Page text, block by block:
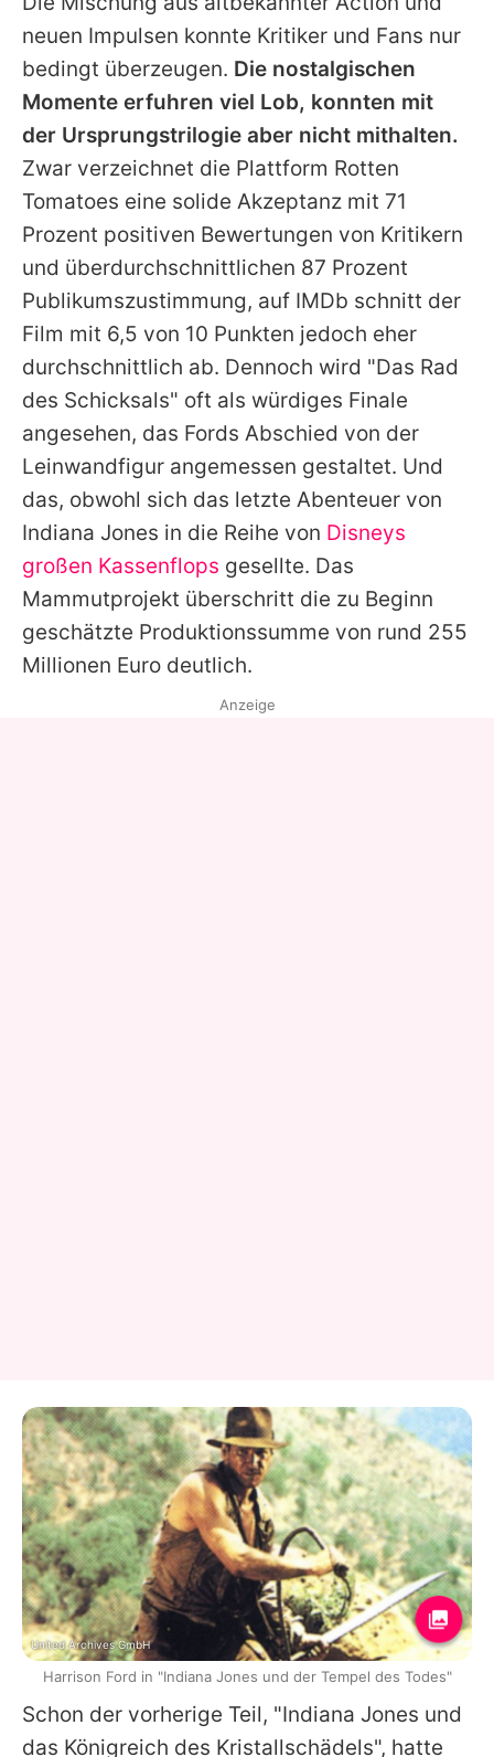
neuen Impulsen konnte Kritiker und Fans nur
bedingt überzeugen. Die nostalgischen
Momente erfuhren viel Lob, konnten mit
der Ursprungstrilogie aber nicht mithalten.
Zwar verzeichnet die Plattform Rotten
Tomatoes eine solide Akzeptanz mit 71
Prozent positiven Bewertungen von Kritikern
und überdurchschnittlichen 87 Prozent
Publikumszustimmung, auf IMDb schnitt der
Film mit 6,5 von 10 Punkten jedoch eher
durchschnittlich ab. Dennoch wird "Das Rad
des Schicksals" oft als würdiges Finale
angesehen, das Fords Abschied von der
Leinwandfigur angemessen gestaltet. Und
das, obwohl sich das letzte Abenteuer von
Indiana Jones in die Reihe von Disneys
großen Kassenflops gesellte. Das
Mammutprojekt überschritt die zu Beginn
geschätzte Produktionssumme von rund 255
Millionen Euro deutlich.
Schon der vorherige Teil, "Indiana Jones und
das Königreich des Kristallschädels", hatte
Anzeige
United Archives GmbH
Harrison Ford in "Indiana Jones und der Tempel des Todes"